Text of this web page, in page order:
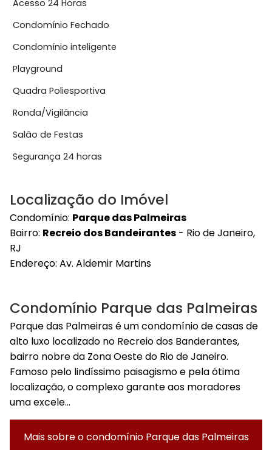
Acesso 24 Horas
Condomínio Fechado
Condomínio inteligente
Playground
Quadra Poliesportiva
Ronda/Vigilância
Salão de Festas
Segurança 24 horas
Localização do Imóvel
Condomínio: Parque das Palmeiras
Bairro: Recreio dos Bandeirantes - Rio de Janeiro,
RJ
Endereço: Av. Aldemir Martins
Condomínio Parque das Palmeiras
Parque das Palmeiras é um condomínio de casas de
alto luxo localizado no Recreio dos Banderantes,
bairro nobre da Zona Oeste do Rio de Janeiro.
Famoso pelo lindíssimo paisagismo e pela ótima
localização, o complexo garante aos moradores
uma excele...
Mais sobre o condomínio Parque das Palmeiras